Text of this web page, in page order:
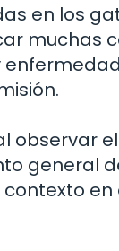
en los
muchas
observar el
general
en